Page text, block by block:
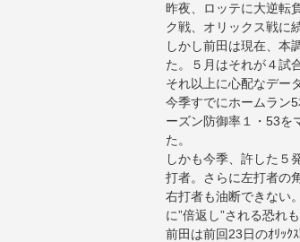
昨夜、ロッテに大逆転
ク戦、オリックス戦に
しかし前田は現在、本
た。５月はそれが４試
それ以上に心配なデー
今季すでにホームラン
ーズン防御率１・53を
た。
しかも今季、許した５
打者。さらに左打者の
右打者も油断できない
に”倍返し”される恐れも
前田は前回23日のｵﾘｯｸ